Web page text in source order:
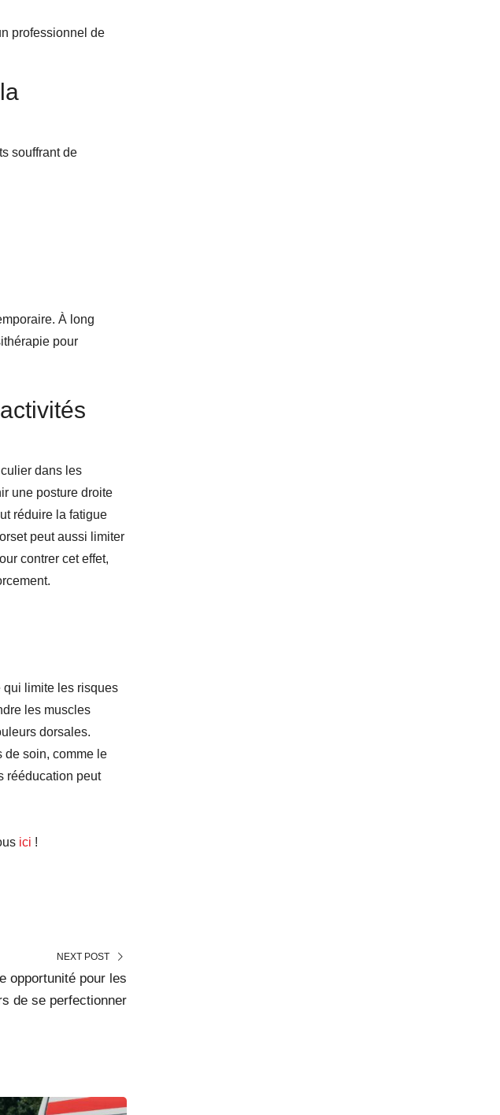
professionnel de
souffrant de
À long
pour
dans les
une posture droite
réduire la fatigue
peut aussi limiter
contrer cet effet,
qui limite les risques
les muscles
dorsales.
de soin, comme le
rééducation peut
ici !
NEXT POST
opportunité pour les
de se perfectionner